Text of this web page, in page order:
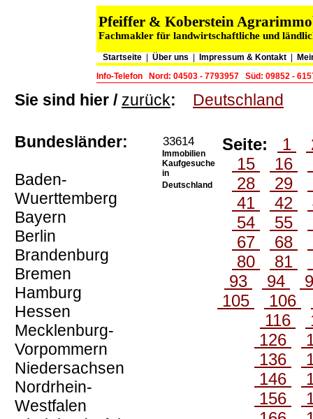
Pfeiffer & Koberstein
Fachmakler für landwirtschaftliche und
Startseite Über uns Impressum & Kontakt
Info-Telefon
Nord: 04503 - 7793957 Süd: 09852 -
Sie sind hier / zurück: Deutschland
Bundesländer:
Baden-
Wuerttemberg
Bayern
Berlin
Brandenburg
Bremen
Hamburg
Hessen
Mecklenburg-
Vorpommern
Niedersachsen
Nordrhein-
Westfalen
33614
Immobilien
Kaufgesuche
in
Deutschland
Seite: 1
15
16
28
29
41
42
54
55
67
68
80
81
93
94
105
106
116
126
136
146
156